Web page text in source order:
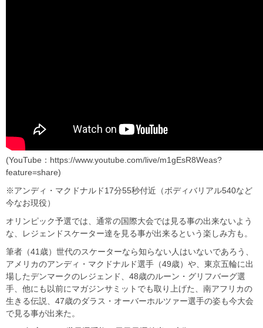
(YouTube：https://www.youtube.com/live/m1gEsR8Weas?
feature=share)
※アンディ・マクドナルド17分55秒付近（ボディバリアル540など
今なお現役）
オリンピック予選では、通常の国際大会では見る事の出来ないよう
な、レジェンドスケーター達を見る事が出来るという楽しみ方も。
筆者（41歳）世代のスケーターなら知らない人はいないであろう、
アメリカのアンディ・マクドナルド選手（49歳）や、東京五輪に出
場したデンマークのレジェンド、48歳のルーン・グリフバーグ選
手、他にも以前にマガジンサミットでも取り上げた、南アフリカの
生きる伝説、47歳のダラス・オーバーホルツァー選手の姿も今大会
で見る事が出来た。